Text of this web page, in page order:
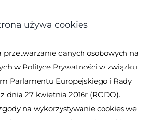
używa cookies
przetwarzanie danych osobowych na
w Polityce Prywatności w związku
Parlamentu Europejskiego i Rady
z dnia 27 kwietnia 2016r (RODO).
na wykorzystywanie cookies we